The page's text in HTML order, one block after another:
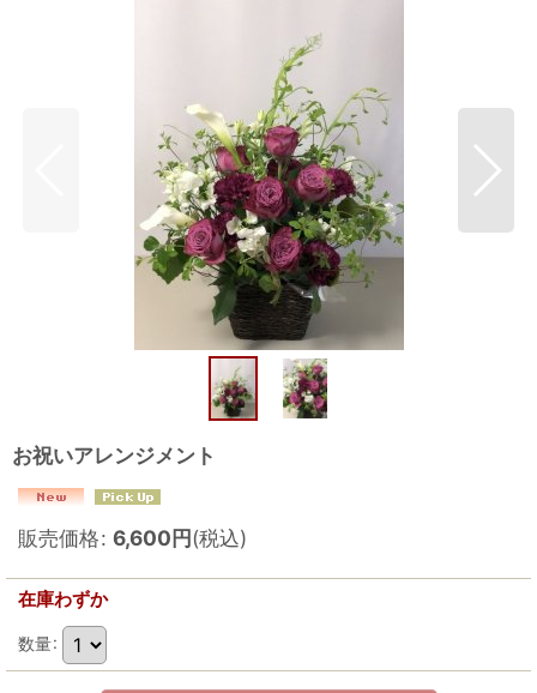
お祝いアレンジメント
販売価格: 6,600円(税込)
在庫わずか
数量: